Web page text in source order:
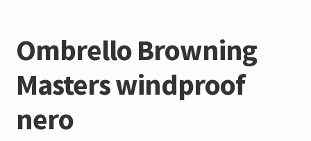
Ombrello Browning
Masters windproof
nero